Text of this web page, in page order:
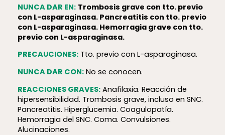
NUNCA DAR EN: Trombosis grave con tto. previo
con L-asparaginasa. Pancreatitis con tto. previo
con L-asparaginasa. Hemorragia grave con tto.
previo con L-asparaginasa.
PRECAUCIONES:Tto. previo con L-asparaginasa.
NUNCA DAR CON:No se conocen.
REACCIONES GRAVES:Anafilaxia. Reacción de
hiper­sen­si­bi­lidad. Trombosis grave, incluso en SNC.
Pancreatitis. Hiperglucemia. Coagulopatía.
Hemorragia del SNC. Coma. Convulsiones.
Alucinaciones.